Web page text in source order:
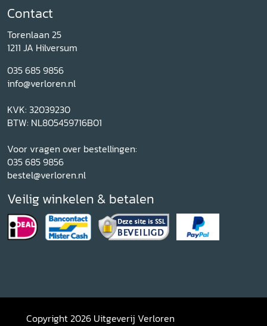
Contact
Torenlaan 25
1211 JA Hilversum
035 685 9856
info@verloren.nl
KVK: 32039230
BTW: NL805459716B01
Voor vragen over bestellingen:
035 685 9856
bestel@verloren.nl
Veilig winkelen & betalen
Copyright 2026 Uitgeverij Verloren